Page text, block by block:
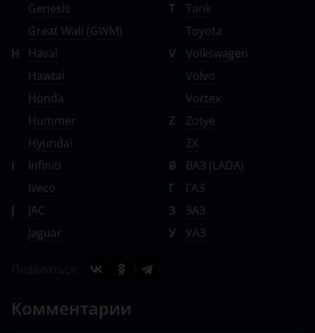
Genesis
Great Wall (GWM)
H
Haval
Hawtai
Honda
Hummer
Hyundai
I
Infiniti
Iveco
J
JAC
Jaguar
T
Tank
Toyota
V
Volkswagen
Volvo
Vortex
Z
Zotye
ZX
В
ВАЗ (LADA)
Г
ГАЗ
З
ЗАЗ
У
УАЗ
Комментарии